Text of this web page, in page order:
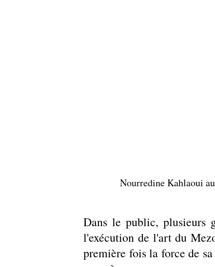
Nourredine Kahlaoui
Dans le public, plusieurs
l'exécution de l'art du
première fois la force de